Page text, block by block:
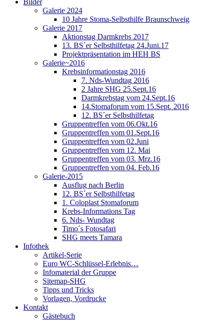
Galerie 2024
10 Jahre Stoma-Selbsthilfe Braunschweig
Galerie 2017
Aktionstag Darmkrebs 2017
13. BS´er Selbsthilfetag 24.Juni.17
Projektpräsentation im HEH BS
Galerie~2016
Krebsinformationstag 2016
7. Nds-Wundtag 2016
2 Jahre SHG 25.Sept.16
Darmkrebstag vom 24.Sept.16
14.Stomaforum vom 15.Sept. 2016
12. BS´er Selbsthilfetag
Gruppentreffen vom 06.Okt.16
Gruppentreffen vom 01.Sept.16
Gruppentreffen vom 02.Juni
Gruppentreffen vom 12. Mai
Gruppentreffen vom 03. Mrz.16
Gruppentreffen vom 04. Feb.16
Galerie-2015
Ausflug nach Berlin
12. BS´er Selbsthilfetag
1. Coloplast Stomaforum
Krebs-Informations Tag
6. Nds- Wundtag
Timo´s Fotosafari
SHG meets Tamara
Infothek
Artikel-Serie
Euro WC-Schlüssel-Erlebnis…
Infomaterial der Gruppe
Sitemap-SHG
Tipps und Tricks
Vorlagen, Vordrucke
Kontakt
Gästebuch